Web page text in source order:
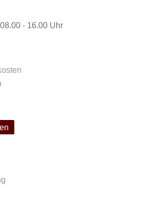
- 16.00 Uhr